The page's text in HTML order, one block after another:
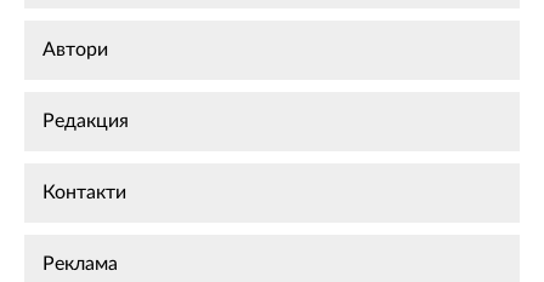
Автори
Редакция
Контакти
Реклама